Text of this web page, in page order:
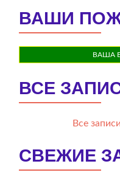
ВАШИ
ВАША
ВСЕ
Все
СВЕЖИЕ